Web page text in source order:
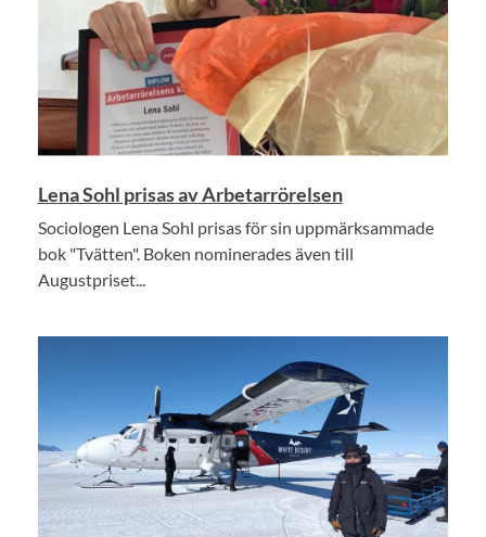
Lena Sohl prisas av Arbetarrörelsen
Sociologen Lena Sohl prisas för sin uppmärksammade
bok "Tvätten". Boken nominerades även till
Augustpriset...